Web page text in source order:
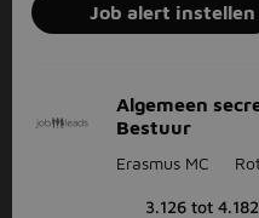
Job alert instellen
Algemeen
Bestuur
Erasmus MC
3.126 tot 4.182